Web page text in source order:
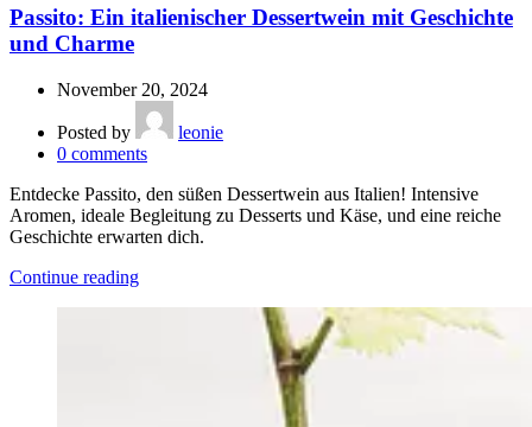
Passito: Ein italienischer Dessertwein mit Geschichte
und Charme
November 20, 2024
Posted by
leonie
0 comments
Entdecke Passito, den süßen Dessertwein aus Italien! Intensive
Aromen, ideale Begleitung zu Desserts und Käse, und eine reiche
Geschichte erwarten dich.
Continue reading